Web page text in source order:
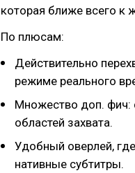
которая ближе всего к
По плюсам:
Действительно
режиме реального
Множество доп. фич:
областей захвата.
Удобный оверлей,
нативные субтитры.